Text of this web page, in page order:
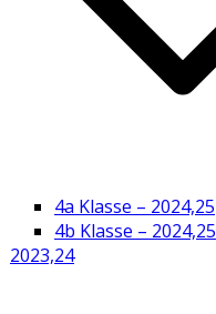
4a Klasse – 2024,25
4b Klasse – 2024,25
2023,24